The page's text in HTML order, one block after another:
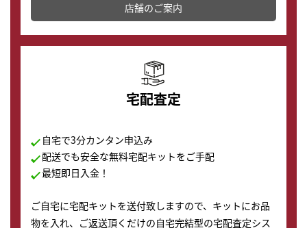
店舗を併設しており、下取りに出してお得に新しい時計
の購入もできます♪
店舗のご案内
宅配査定
自宅で3分カンタン申込み
配送でも安全な無料宅配キットをご手配
最短即日入金！
ご自宅に宅配キットを送付致しますので、キットにお品
物を入れ、ご返送頂くだけの自宅完結型の宅配査定シス